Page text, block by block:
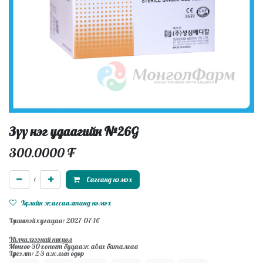
Зүү нэг удаагийн №26G
300.0000₮
Сагсанд нэмэх
Хүслийн жагсаалтанд нэмэх
Хүчинтэй хугацаа: 2027-07-16
Үйлчилгээний нөхцөл
Мөнгөө 30-хоногт буцааж авах баталгаа
Хүргэлт: 2-3 ажлын өдөр